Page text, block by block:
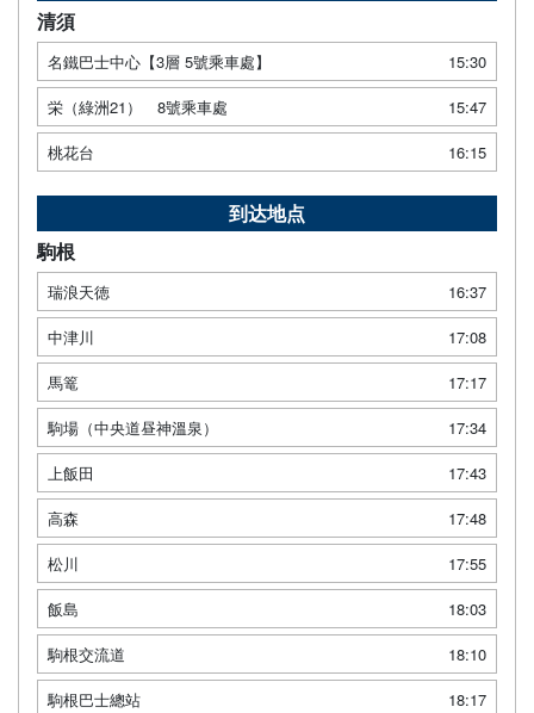
清須
名鐵巴士中心【3層 5號乘車處】
15:30
栄（綠洲21） 8號乘車處
15:47
桃花台
16:15
到达地点
駒根
瑞浪天徳
16:37
中津川
17:08
馬篭
17:17
駒場（中央道昼神溫泉）
17:34
上飯田
17:43
高森
17:48
松川
17:55
飯島
18:03
駒根交流道
18:10
駒根巴士總站
18:17